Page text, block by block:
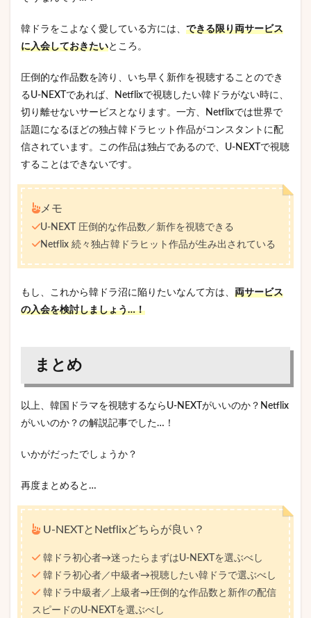
韓ドラをこよなく愛している方には、 できる限り両サービス
に入会しておきたいところ。
圧倒的な作品数を誇り、いち早く新作を視聴することのでき
るU-NEXTであれば、Netflixで視聴したい韓ドラがない時に、
切り離せないサービスとなります。一方、Netflixでは世界で
話題になるほどの独占韓ドラヒット作品がコンスタントに配
信されています。この作品は独占であるので、U-NEXTで視聴
することはできないです。
メモ
U-NEXT 圧倒的な作品数／新作を視聴できる
Netflix 続々独占韓ドラヒット作品が生み出されている
もし、これから韓ドラ沼に陥りたいなんて方は、 両サービス
の入会を検討しましょう…！
まとめ
以上、韓国ドラマを視聴するならU-NEXTがいいのか？Netflix
がいいのか？の解説記事でした…！
いかがだったでしょうか？
再度まとめると…
U-NEXTとNetflixどちらが良い？
韓ドラ初心者→迷ったらまずはU-NEXTを選ぶべし
韓ドラ初心者／中級者→視聴したい韓ドラで選ぶべし
韓ドラ中級者／上級者→圧倒的な作品数と新作の配信
スピードのU-NEXTを選ぶべし